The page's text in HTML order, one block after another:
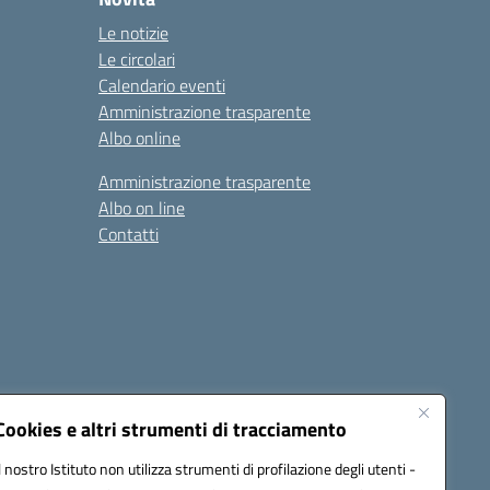
e altri strumenti di tracciamento
nostro Istituto non utilizza strumenti di profilazione degli utenti -
Le notizie
Le circolari
Calendario eventi
Amministrazione trasparente
Albo online
Amministrazione trasparente
Albo on line
Contatti